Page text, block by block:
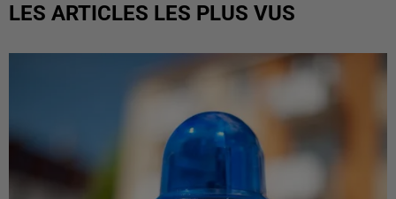
LES ARTICLES LES PLUS VUS